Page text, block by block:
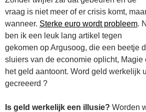
vraag is niet meer of er crisis komt,
wanneer. Sterke euro wordt probleem.
ben ik een leuk lang artikel tegen
gekomen op Argusoog, die een beetje
sluiers van de economie oplicht, Magie
het geld aantoont. Word geld werkelijk
gecreeerd ?
Is geld werkelijk een illusie? Worden